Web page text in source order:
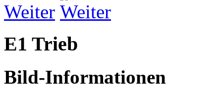
Weiter
E1 Trieb
Bild-Informationen